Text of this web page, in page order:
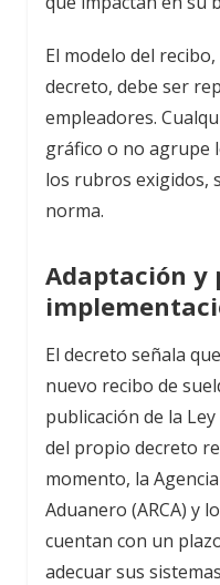
El modelo del
decreto, debe ser
empleadores.
gráfico o no agrupe
los rubros exigidos,
norma.
Adaptación y
El decreto señala
nuevo recibo de
publicación de la
del propio decreto
momento, la
Aduanero (ARCA) y
cuentan con un
adecuar sus